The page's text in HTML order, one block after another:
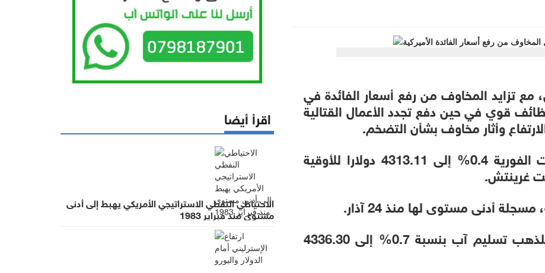
مع تزايد المخاوف من رفع أسعار الفائدة في
قوي في حين دفع تجدد الأعمال القتالية
وأثار مخاوف بشأن التضخم.
وانخفض سعر الذهب في المعاملات الفورية 0.4% إلى 4313.11 دولارا للأوقية
وانخفضت العقود الأميركية الآجلة للذهب تسليم آب بنسبة 0.7% إلى 4336.30
اقرأ أيضا
الاحتياطي النفطي الاستراتيجي الأمريكي يهبط إلى أدنى
مستوى منذ فبراير 1983